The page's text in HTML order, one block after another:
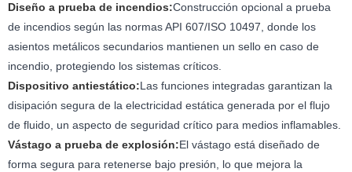
Diseño a prueba de incendios:Construcción opcional a prueba
de incendios según las normas API 607/ISO 10497, donde los
asientos metálicos secundarios mantienen un sello en caso de
incendio, protegiendo los sistemas críticos.
Dispositivo antiestático:Las funciones integradas garantizan la
disipación segura de la electricidad estática generada por el flujo
de fluido, un aspecto de seguridad crítico para medios inflamables.
Vástago a prueba de explosión:El vástago está diseñado de
forma segura para retenerse bajo presión, lo que mejora la